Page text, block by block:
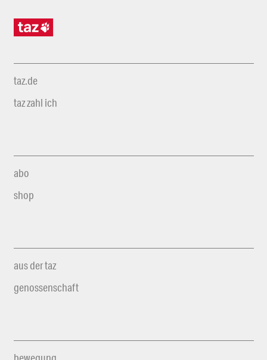
taz.de
taz zahl ich
abo
shop
aus der taz
genossenschaft